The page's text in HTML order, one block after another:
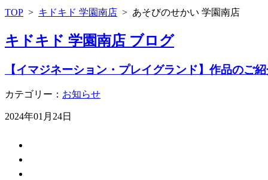
TOP > キドキド 学園南店 > あそびのせかい 学園南店
キドキド 学園南店 ブログ
【イマジネーション・プレイグランド】作品のご
カテゴリー： お知らせ
2024年01月24日